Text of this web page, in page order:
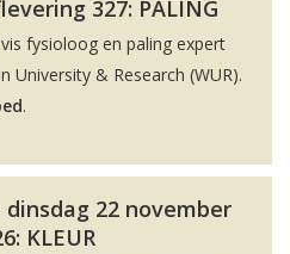
327: PALING
fysioloog en paling expert
University & Research (WUR).
.
22 november
KLEUR